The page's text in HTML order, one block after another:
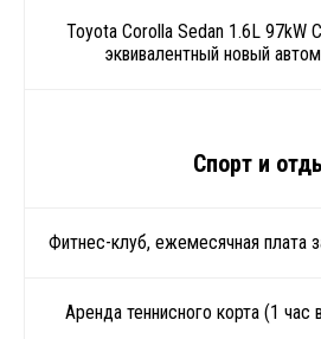
Toyota Corolla Sedan 1.6L 97kW
эквивалентный новый
Спорт и
Фитнес-клуб, ежемесячная плата
Аренда теннисного корта (1 час